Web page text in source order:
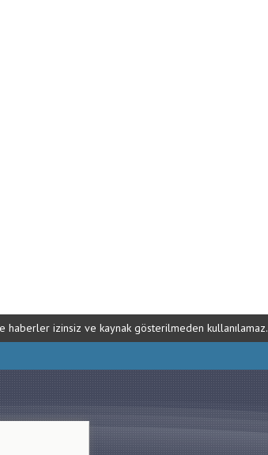
haberler izinsiz ve kaynak gösterilmeden kullanılamaz.